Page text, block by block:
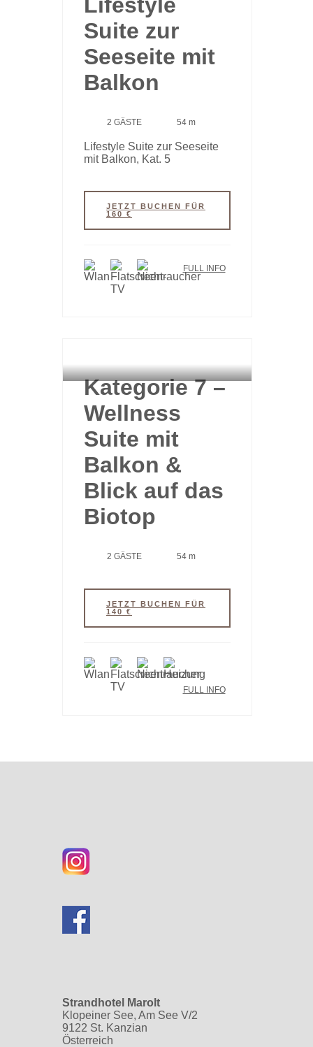
Lifestyle
Suite zur
Seeseite mit
Balkon
2 GÄSTE 54 m
Lifestyle Suite zur Seeseite
mit Balkon, Kat. 5
JETZT BUCHEN FÜR
160 €
FULL INFO
Kategorie 7 –
Wellness
Suite mit
Balkon &
Blick auf das
Biotop
2 GÄSTE 54 m
JETZT BUCHEN FÜR
140 €
FULL INFO
Strandhotel Marolt
Klopeiner See, Am See V/2
9122 St. Kanzian
Österreich